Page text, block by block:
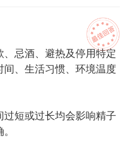
忌酒、避热及停用特定
、生活习惯、环境温度
短或过长均会影响精子